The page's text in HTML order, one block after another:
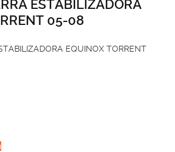
ESTABILIZADORA
05-08
EQUINOX TORRENT